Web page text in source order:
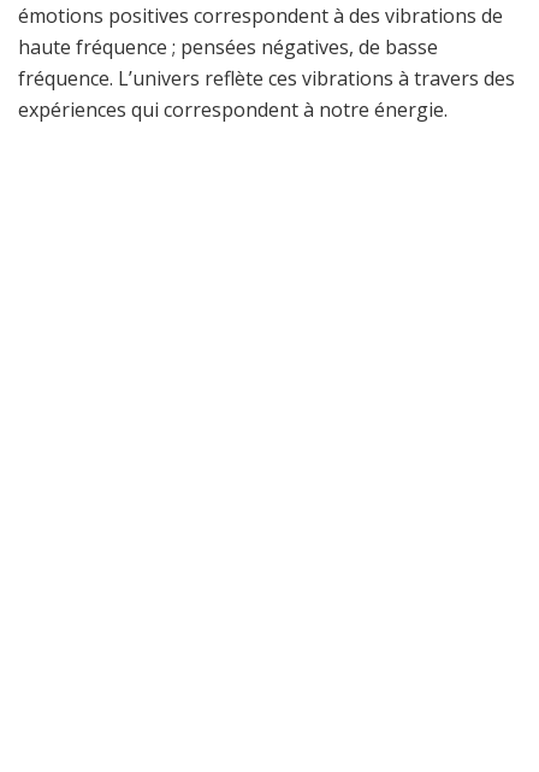
émotions positives correspondent à des vibrations de
haute fréquence ; pensées négatives, de basse
fréquence. L’univers reflète ces vibrations à travers des
expériences qui correspondent à notre énergie.